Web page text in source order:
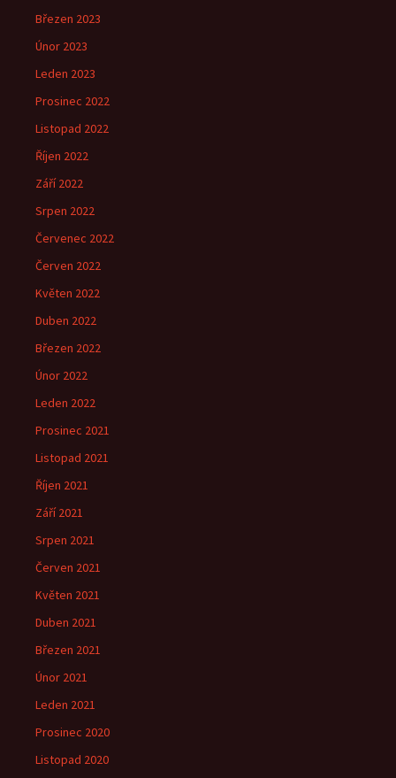
Březen 2023
Únor 2023
Leden 2023
Prosinec 2022
Listopad 2022
Říjen 2022
Září 2022
Srpen 2022
Červenec 2022
Červen 2022
Květen 2022
Duben 2022
Březen 2022
Únor 2022
Leden 2022
Prosinec 2021
Listopad 2021
Říjen 2021
Září 2021
Srpen 2021
Červen 2021
Květen 2021
Duben 2021
Březen 2021
Únor 2021
Leden 2021
Prosinec 2020
Listopad 2020